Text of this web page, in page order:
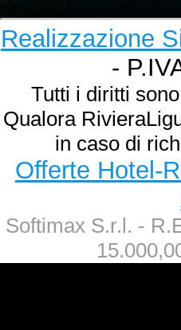
Realizzazione
-
Tutti i diritti
Qualora
in caso di
Offerte Hotel-
Softimax S.r.l. -